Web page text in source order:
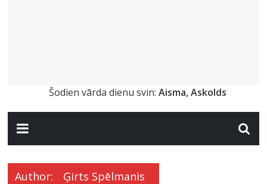
Šodien vārda dienu svin: Aisma, Askolds
Author: Ģirts Spēlmanis